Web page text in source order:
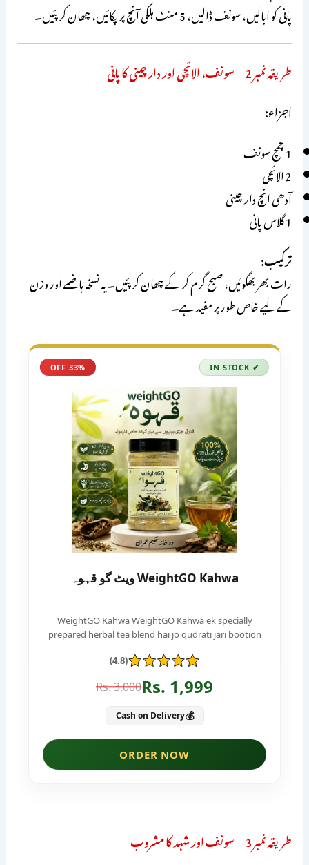
پانی کو ابالیں، سونف ڈالیں، 5 منٹ ہلکی آنچ پر پکائیں، چھان کر پئیں۔
طریقہ نمبر 2 — سونف، الائچی اور دار چینی کا پانی
اجزاء:
1 چمچ سونف
2 الائچی
آدھی انچ دار چینی
1 گلاس پانی
ترکیب:
رات بھر بھگوئیں، صبح گرم کر کے چھان کر پئیں۔ یہ نسخہ ہاضمے اور وزن
کے لیے خاص طور پر مفید ہے۔
طریقہ نمبر 3 — سونف اور شہد کا مشروب